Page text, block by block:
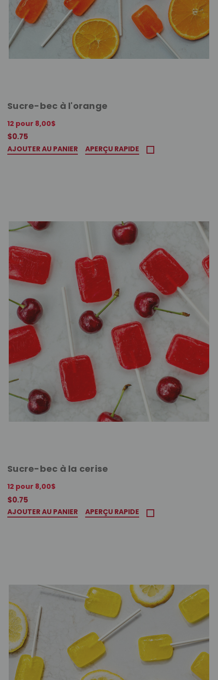
Sucre-bec à l'orange
12 pour 8,00$
$0.75
AJOUTER AU PANIER APERÇU RAPIDE
Sucre-bec à la cerise
12 pour 8,00$
$0.75
AJOUTER AU PANIER APERÇU RAPIDE